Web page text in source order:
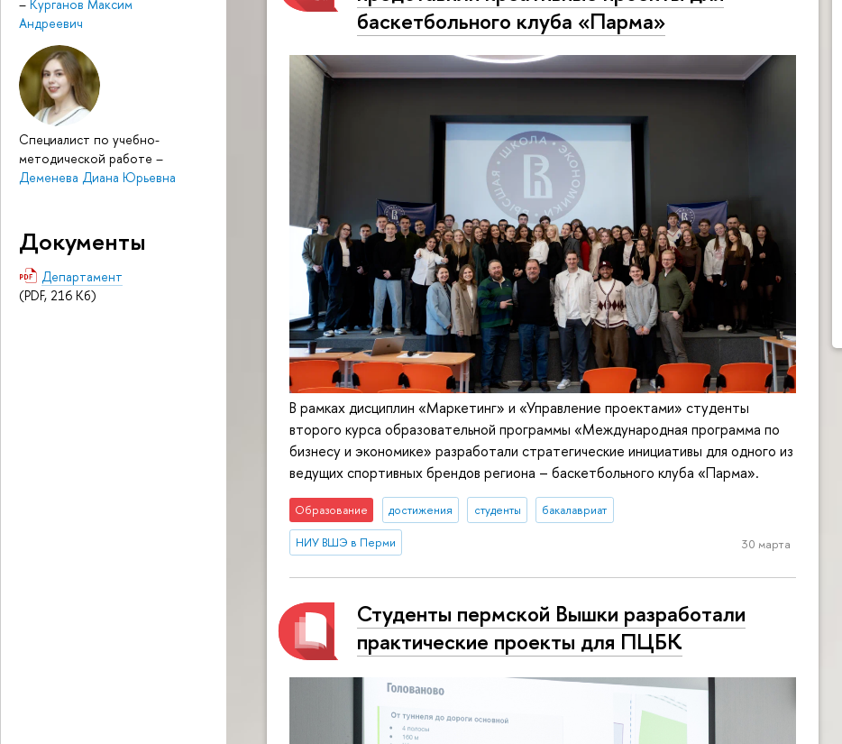
– Курганов Максим
Андреевич
Специалист по учебно-
методической работе –
Деменева Диана Юрьевна
Документы
Департамент
(PDF, 216 Кб)
баскетбольного клуба «Парма»
В рамках дисциплин «Маркетинг» и «Управление проектами» студенты
второго курса образовательной программы «Международная программа по
бизнесу и экономике» разработали стратегические инициативы для одного из
ведущих спортивных брендов региона – баскетбольного клуба «Парма».
Образование достижения студенты бакалавриат
НИУ ВШЭ в Перми 30 марта
Студенты пермской Вышки разработали
практические проекты для ПЦБК